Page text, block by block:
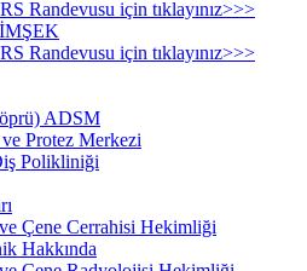
Randevusu için tıklayınız>>>
Randevusu için tıklayınız>>>
ADSM
Protez Merkezi
Polikliniği
Çene Cerrahisi Hekimliği
Hakkında